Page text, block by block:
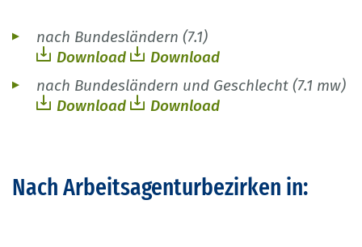
nach Bundesländern (7.1)
Download
Download
nach Bundesländern und Geschlecht (7.1 mw)
Download
Download
Nach Arbeitsagenturbezirken in: